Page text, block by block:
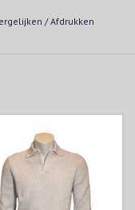
/Afdrukken